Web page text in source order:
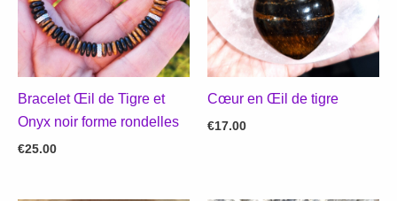
Bracelet Œil de Tigre et
Onyx noir forme rondelles
€25.00
Cœur en Œil de tigre
€17.00